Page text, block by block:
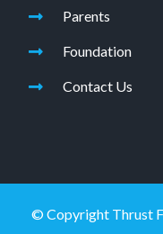
Parents
Foundation
Contact Us
© Copyright Thrust